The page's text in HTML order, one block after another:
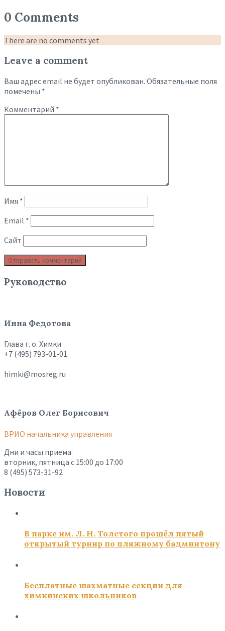
0 Comments
There are no comments yet
Leave a comment
Ваш адрес email не будет опубликован. Обязательные поля
помечены *
Комментарий *
Имя *
Email *
Сайт
Руководство
Инна Федотова
Глава г. о. Химки
+7 (495) 793-01-01
himki@mosreg.ru
Афёров Олег Борисович
ВРИО начальника управления
Дни и часы приема:
вторник, пятница с 15:00 до 17:00
8 (495) 573-31-92
Новости
В парке им. Л. Н. Толстого прошёл пятый
открытый турнир по пляжному бадминтону
Бесплатные шахматные секции для
химкинских школьников